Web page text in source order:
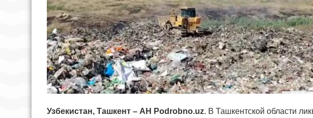
Узбекистан, Ташкент – АН Podrobno.uz. В Ташкентской области